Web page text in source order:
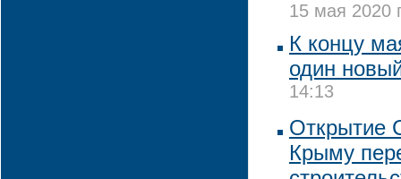
15 мая 2020
К концу
один
14:13
Открытие
Крыму